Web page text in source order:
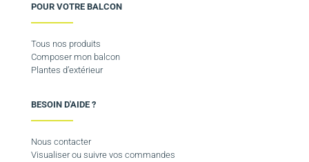
POUR VOTRE BALCON
Tous nos produits
Composer mon balcon
Plantes d’extérieur
BESOIN D'AIDE ?
Nous contacter
Visualiser ou suivre vos commandes